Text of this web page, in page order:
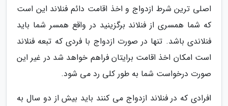
اصلی ترین شرط ازدواج و اخذ اقامت دائم فنلاند این است
که شما همسری از فنلاند برگزینید در واقع همسر شما باید
فنلاندی باشد. تنها در صورت ازدواج با فردی که تبعه فنلاند
است امکان اخذ اقامت برایتان فراهم خواهد شد در غیر این
صورت درخواست شما به طور کلی رد می شود.
افرادی که در فنلاند ازدواج می کنند باید بیش از دو سال به